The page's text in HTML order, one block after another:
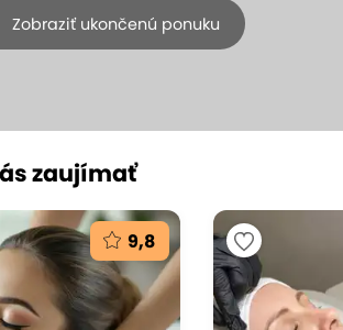
Zobraziť ukončenú ponuku
+12
PONUKA pre nové
Babor Deluxe,
pleti a úprava obočia
SPA, Bratislava - Staré Mesto (mapa)
zaujímať
9,8